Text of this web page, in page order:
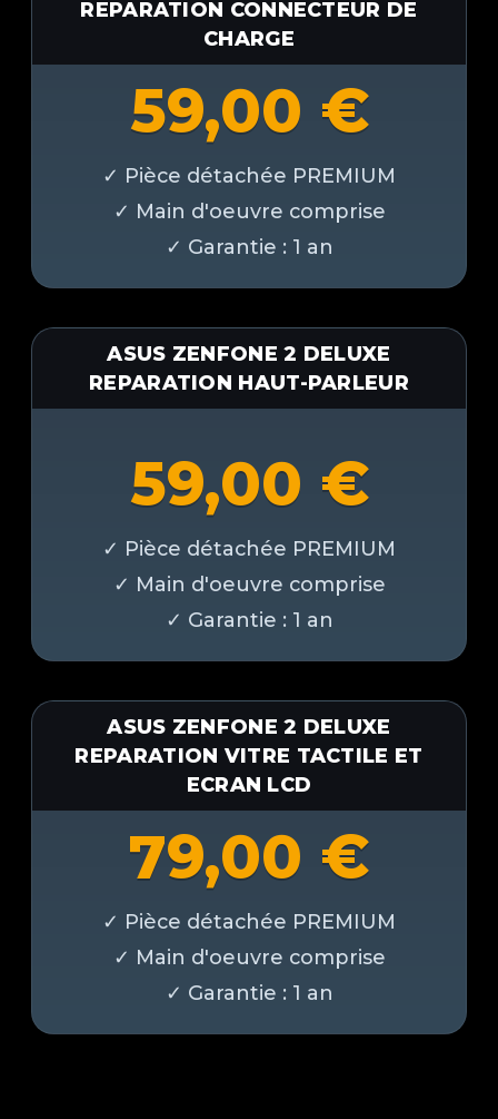
REPARATION CONNECTEUR DE
CHARGE
59,00 €
ASUS ZENFONE 2 DELUXE
REPARATION HAUT-PARLEUR
59,00 €
ASUS ZENFONE 2 DELUXE
REPARATION VITRE TACTILE ET
ECRAN LCD
79,00 €